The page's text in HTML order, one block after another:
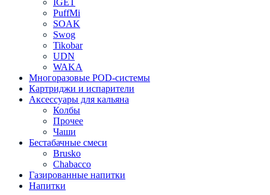
IGET
PuffMi
SOAK
Swog
Tikobar
UDN
WAKA
Многоразовые POD-системы
Картриджи и испарители
Аксессуары для кальяна
Колбы
Прочее
Чаши
Бестабачные смеси
Brusko
Chabacco
Газированные напитки
Напитки